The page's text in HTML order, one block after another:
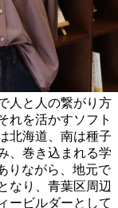
人と人の繋がり方
れを活かすソフト
北海道、南は種子
、巻き込まれる学
りながら、地元で
なり、青葉区周辺
ービルダーとして